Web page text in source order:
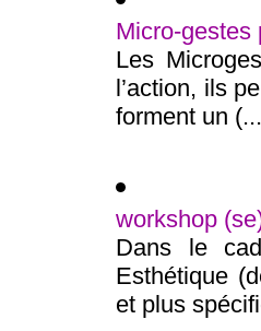
Micro-gestes
Les
l’action, ils
forment un
workshop
Dans le
Esthétique
et plus